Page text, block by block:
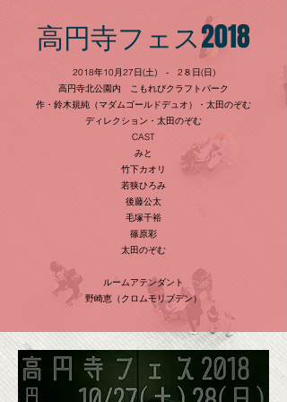
高円寺フェス2018
2018年10月27日(土) ‐ 2８日(日)
高円寺北公園内 こもれびクラフトパーク
作・鈴木規純（マダムゴールドデュオ）・太田のぞむ
ディレクション・太田のぞむ
​CAST
みと
竹下カオリ
若狭ひろみ
後藤公太
毛塚千裕
篠原彩
​太田のぞむ
ルームアテンダント
野崎恵（クロムモリブデン）